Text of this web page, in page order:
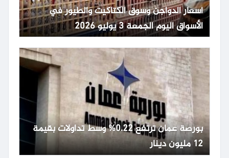
أسعار الدواجن وسوق الكتاكيت والطيور في
الأسواق اليوم الجمعة 3 يوليو 2026
بورصة عمان ترتفع 0.22% وسط تداولات بقيمة
12 مليون دينار